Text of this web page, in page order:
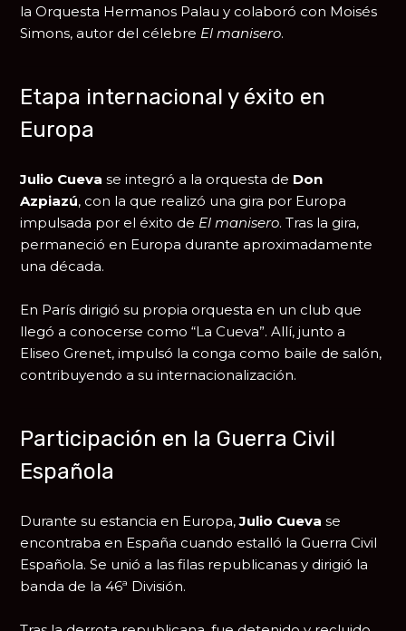
la Orquesta Hermanos Palau y colaboró con Moisés
Simons, autor del célebre El manisero.
Etapa internacional y éxito en
Europa
Julio Cueva se integró a la orquesta de Don
Azpiazú, con la que realizó una gira por Europa
impulsada por el éxito de El manisero. Tras la gira,
permaneció en Europa durante aproximadamente
una década.
En París dirigió su propia orquesta en un club que
llegó a conocerse como “La Cueva”. Allí, junto a
Eliseo Grenet, impulsó la conga como baile de salón,
contribuyendo a su internacionalización.
Participación en la Guerra Civil
Española
Durante su estancia en Europa,Julio Cueva se
encontraba en España cuando estalló laGuerra Civil
Española. Se unió a las filas republicanas y dirigió la
banda de la 46ª División.